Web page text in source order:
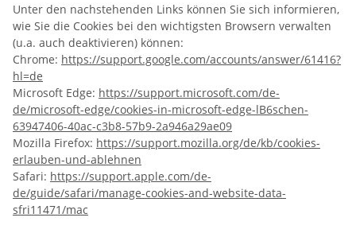
Unter den nachstehenden Links können Sie sich informieren,
wie Sie die Cookies bei den wichtigsten Browsern verwalten
(u.a. auch deaktivieren) können:
Chrome: https://support.google.com/accounts/answer/61416?
hl=de
Microsoft Edge: https://support.microsoft.com/de-
de/microsoft-edge/cookies-in-microsoft-edge-lB6schen-
63947406-40ac-c3b8-57b9-2a946a29ae09
Mozilla Firefox: https://support.mozilla.org/de/kb/cookies-
erlauben-und-ablehnen
Safari: https://support.apple.com/de-
de/guide/safari/manage-cookies-and-website-data-
sfri11471/mac